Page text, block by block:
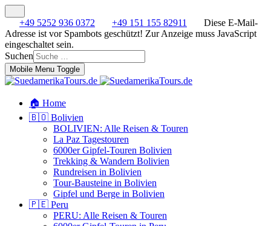
+49 5252 936 0372 +49 151 155 82911
Diese E-Mail-
Adresse ist vor Spambots geschützt! Zur Anzeige muss JavaScript
eingeschaltet sein.
Suchen
Mobile Menu Toggle
🏠 Home
🇧🇴 Bolivien
BOLIVIEN: Alle Reisen & Touren
La Paz Tagestouren
6000er Gipfel-Touren Bolivien
Trekking & Wandern Bolivien
Rundreisen in Bolivien
Tour-Bausteine in Bolivien
Gipfel und Berge in Bolivien
🇵🇪 Peru
PERU: Alle Reisen & Touren